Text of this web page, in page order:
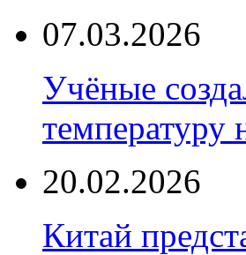
07.03.2026
Учёные
температуру
20.02.2026
Китай